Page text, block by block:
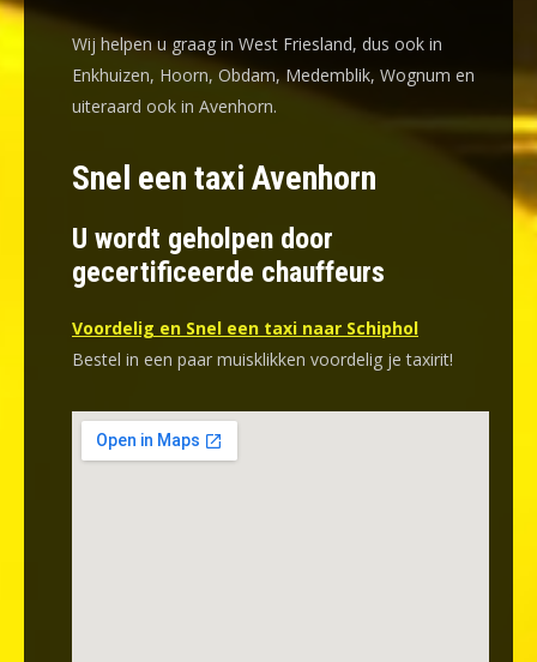
Wij helpen u graag in West Friesland, dus ook in
Enkhuizen, Hoorn, Obdam, Medemblik, Wognum en
uiteraard ook in Avenhorn.
Snel een taxi Avenhorn
U wordt geholpen door
gecertificeerde chauffeurs
Voordelig en Snel een taxi naar Schiphol
Bestel in een paar muisklikken voordelig je taxirit!